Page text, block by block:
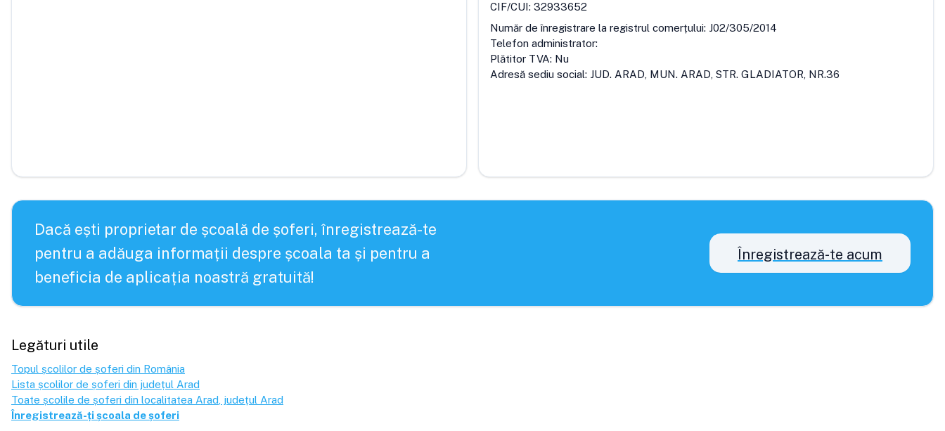
CIF/CUI: 32933652
Număr de înregistrare la registrul comerțului: J02/305/2014
Telefon administrator:
Plătitor TVA: Nu
Adresă sediu social: JUD. ARAD, MUN. ARAD, STR. GLADIATOR, NR.36
Dacă ești proprietar de școală de șoferi, înregistrează-te
pentru a adăuga informații despre școala ta și pentru a
beneficia de aplicația noastră gratuită!
Înregistrează-te acum
Legături utile
Topul școlilor de șoferi din România
Lista școlilor de șoferi din județul Arad
Toate școlile de șoferi din localitatea Arad , județul Arad
Înregistrează-ți școala de șoferi